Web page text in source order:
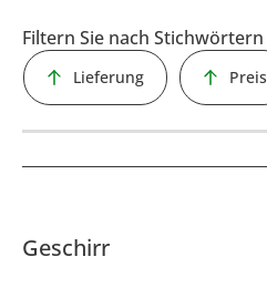
Filtern Sie nach Stichwörtern
Lieferung Preis
Geschirr